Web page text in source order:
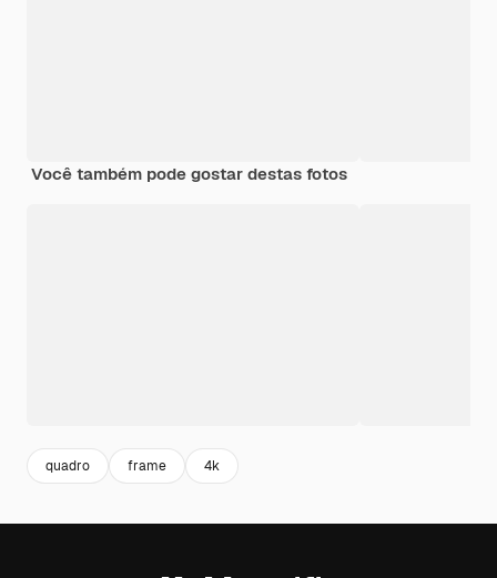
Você também pode gostar destas fotos
quadro frame 4k